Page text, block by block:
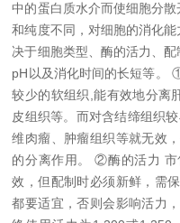
中的蛋白质水介而使细胞分
和纯度不同，对细胞的消化
决于细胞类型、酶的活力、配
pH以及消化时间的长短等。
较少的软组织,能有效地分离
皮组织等。而对含结缔组织
维肉瘤、肿瘤组织等就无效
的分离作用。②酶的活力 市
效，但配制时必须新鲜，需
都要适宜，否则会影响活力